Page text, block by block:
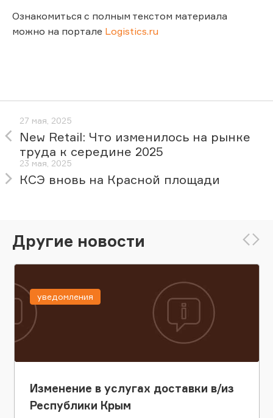
Ознакомиться с полным текстом материала
можно на портале Logistics.ru
27 мая, 2025
New Retail: Что изменилось на рынке
труда к середине 2025
23 мая, 2025
КСЭ вновь на Красной площади
Другие новости
Изменение в услугах доставки в/из
Республики Крым
уведомления